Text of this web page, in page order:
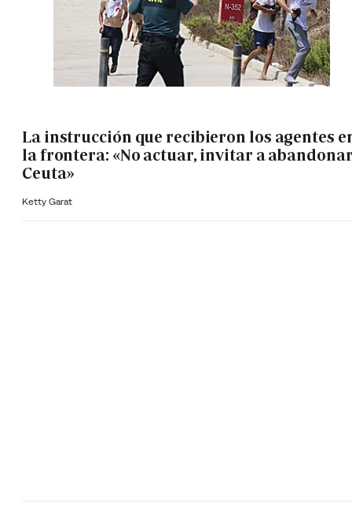
La instrucción que recibieron los agentes
la frontera: «No actuar, invitar a
Ceuta»
Ketty Garat